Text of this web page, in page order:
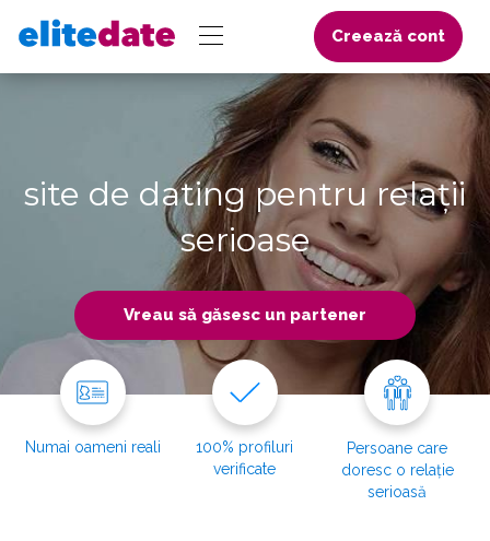
Creează cont
site de dating pentru relații
serioase
Vreau să găsesc un partener
Numai oameni reali
100% profiluri
verificate
Persoane care
doresc o relație
serioasă